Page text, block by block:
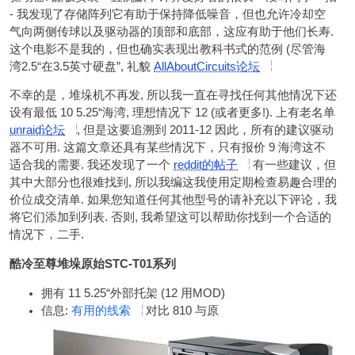
- 我发现了存储阵列它有助于保持降低噪音，但也允许冷却空
气向两侧传球以及驱动器的顶部和底部，这应有助于他们长寿.
这个电影不是我的，但也确实表现出教科书式的范例 (尽管海
湾2.5“在3.5英寸硬盘”, 礼貌AllAboutCircuits论坛
不幸的是，堆垛机不再发, 所以我一直在寻找任何其他情况下还
设有最低 10 5.25“海湾, 理想情况下 12 (或者更多!). 上有老名单
unraid论坛
, 但是这要追溯到 2011-12 因此，所有的建议驱动
器不可用. 这篇文章还具有某些情况下，只有报价 9 海湾这不
适合我的需要. 我还发现了一个 reddit的帖子
有一些建议，但
其中大部分也很难找到, 所以我编这我使用定期检查易趣合理的
价位成交清单. 如果您知道任何其他型号的请补充以下评论，我
将它们添加到列表. 否则, 我希望这可以帮助你找到一个合适的
情况下，二手.
酷冷至尊堆垛原始STC-T01系列
拥有 11 5.25“外部托架 (12 用MOD)
信息:有用的线索 对比 810 与原